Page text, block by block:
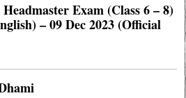
Exam (Class 6 – 8)
– 09 Dec 2023 (Official